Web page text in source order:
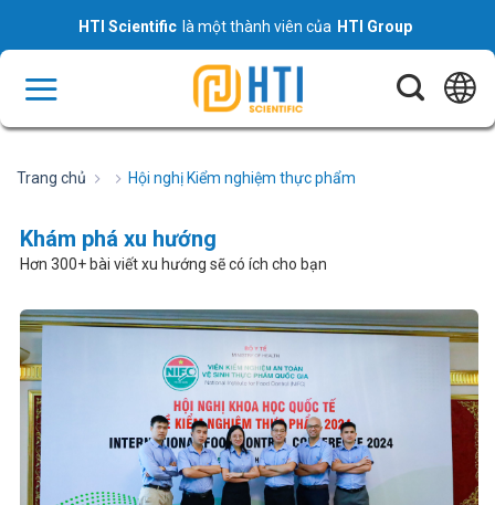
content
HTI Scientific là một thành viên của HTI Group
Trang chủ Hội nghị Kiểm nghiệm thực phẩm
Khám phá xu hướng
Hơn 300+ bài viết xu hướng sẽ có ích cho bạn